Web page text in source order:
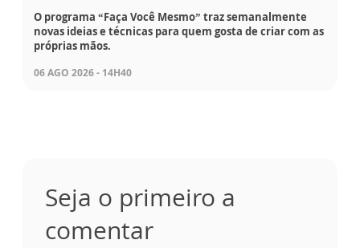
O programa “Faça Você Mesmo” traz semanalmente
novas ideias e técnicas para quem gosta de criar com as
próprias mãos.
06 AGO 2026 - 14H40
Seja o primeiro a
comentar